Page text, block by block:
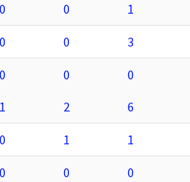
0 0 1
0 0 3
0 0 0
1 2 6
0 1 1
0 0 0